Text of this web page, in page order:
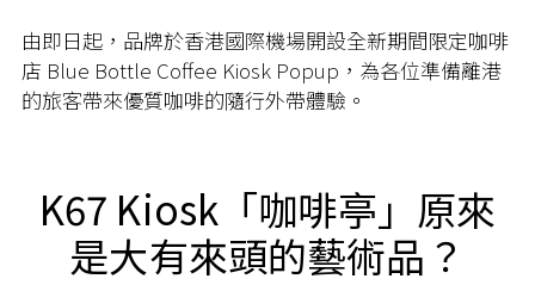
由即日起，品牌於香港國際機場開設全新期間限定咖啡
店 Blue Bottle Coffee Kiosk Popup，為各位準備離港
的旅客帶來優質咖啡的隨行外帶體驗。
K67 Kiosk「咖啡亭」原來
是大有來頭的藝術品？